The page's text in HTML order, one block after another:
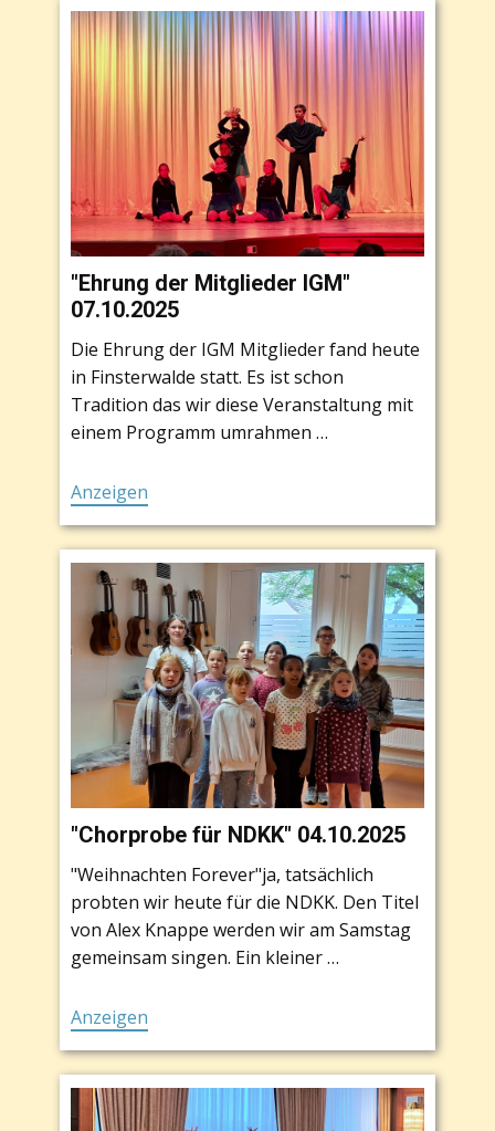
"Ehrung der Mitglieder IGM"
07.10.2025
Die Ehrung der IGM Mitglieder fand heute
in Finsterwalde statt. Es ist schon
Tradition das wir diese Veranstaltung mit
einem Programm umrahmen …
Anzeigen
"Chorprobe für NDKK" 04.10.2025
"Weihnachten Forever"ja, tatsächlich
probten wir heute für die NDKK. Den Titel
von Alex Knappe werden wir am Samstag
gemeinsam singen. Ein kleiner …
Anzeigen